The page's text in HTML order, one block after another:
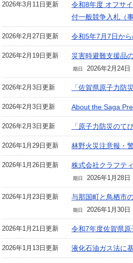
2026年3月11日更新
令和8年度 オフサ
付一般競争入札（
2026年2月27日更新 令和5年7月7日か
2026年2月19日更新 災害時避難支援品
期日 2026年2月24日
2026年2月3日更新 「佐賀県原子力防
2026年2月3日更新 About the Saga
2026年2月3日更新 「原子力防災のて
2026年1月29日更新 林野火災注意報・
2026年1月26日更新 株式会社クラフテ
期日 2026年1月28日
2026年1月23日更新 与那国町と鳥栖市
期日 2026年1月30日
2026年1月21日更新 令和7年度佐賀県
2026年1月13日更新 液化石油ガス法に